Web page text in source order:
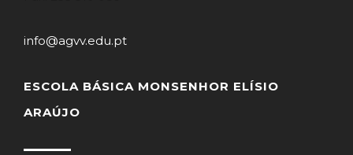
info@agvv.edu.pt
ESCOLA BÁSICA MONSENHOR ELÍSIO
ARAÚJO